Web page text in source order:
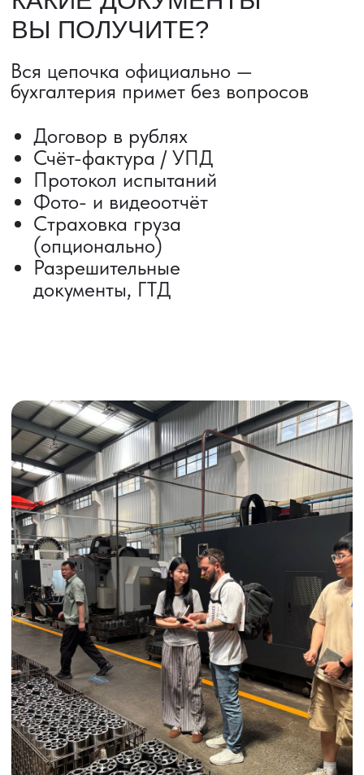
ВЫКУП ТОВАРОВ ИЗ КИТАЯ
Выкуп от 1 000 000 ₽
ИНДИВИДУАЛЬНЫЕ УСЛУГИ
Выгодные условия
Сертификация грузов
Консолидация грузов
Сопровождение грузов
Таможенное оформление
Страхование груза
Временное хранение
Организация производства
Проверка качества товара
Оплата и переговоры
с поставщиком
Инспекция поставщика
Товары для маркетплейсов
Получить консультацию
Получить консультацию
Сроки от 5 дней
Авиадоставка
Мультимодальные перевозки
Железнодорожные перевозки
Автогрузоперевозки
Негабаритные грузоперевозки
Доставка образцов
Получить консультацию